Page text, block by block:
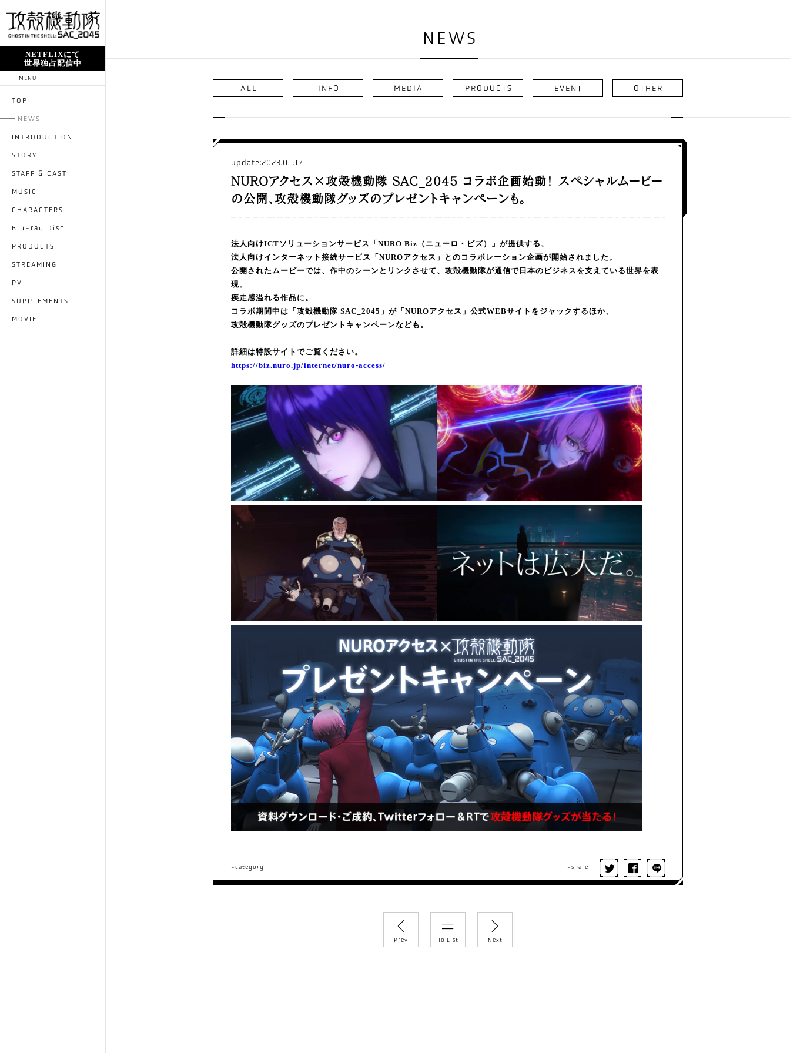
NETFLIXにて
世界独占配信中
MENU
TOP
NEWS
INTRODUCTION
STORY
STAFF & CAST
MUSIC
CHARACTERS
Blu-ray Disc
PRODUCTS
STREAMING
PV
SUPPLEMENTS
MOVIE
NEWS
ALL INFO MEDIA PRODUCTS EVENT OTHER
update:2023.01.17
NUROアクセス×攻殻機動隊 SAC_2045 コラボ企画始動！ スペシャルムービー
の公開、攻殻機動隊グッズのプレゼントキャンペーンも。
法人向けICTソリューションサービス「NURO Biz（ニューロ・ビズ）」が提供する、
法人向けインターネット接続サービス「NUROアクセス」とのコラボレーション企画が開始されました。
公開されたムービーでは、作中のシーンとリンクさせて、攻殻機動隊が通信で日本のビジネスを支えている世界を表
現。
疾走感溢れる作品に。
コラボ期間中は「攻殻機動隊 SAC_2045」が「NUROアクセス」公式WEBサイトをジャックするほか、
攻殻機動隊グッズのプレゼントキャンペーンなども。
詳細は特設サイトでご覧ください。
https://biz.nuro.jp/internet/nuro-access/
-category -share
Prev To List Next